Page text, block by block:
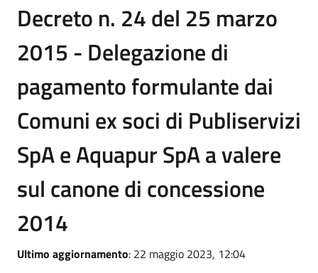
Decreto n. 24 del 25 marzo
2015 - Delegazione di
pagamento formulante dai
Comuni ex soci di Publiservizi
SpA e Aquapur SpA a valere
sul canone di concessione
2014
Ultimo aggiornamento: 22 maggio 2023, 12:04